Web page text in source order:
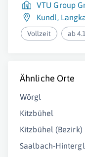
VTU Group
Kundl,
Vollzeit ab
Ähnliche Orte
Wörgl
Kitzbühel
Kitzbühel (Bezirk)
Saalbach-